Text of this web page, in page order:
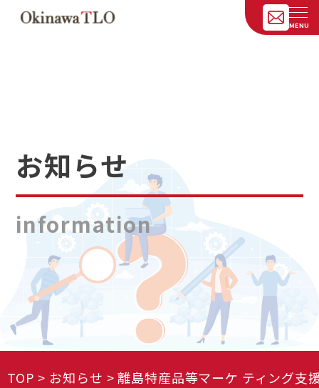
お知らせ
information
TOP お知らせ 離島特産品等マーケ ティング支